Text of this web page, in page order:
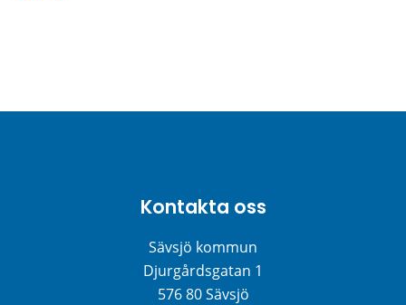
Kontakta oss
Sävsjö kommun
Djurgårdsgatan 1
576 80 Sävsjö